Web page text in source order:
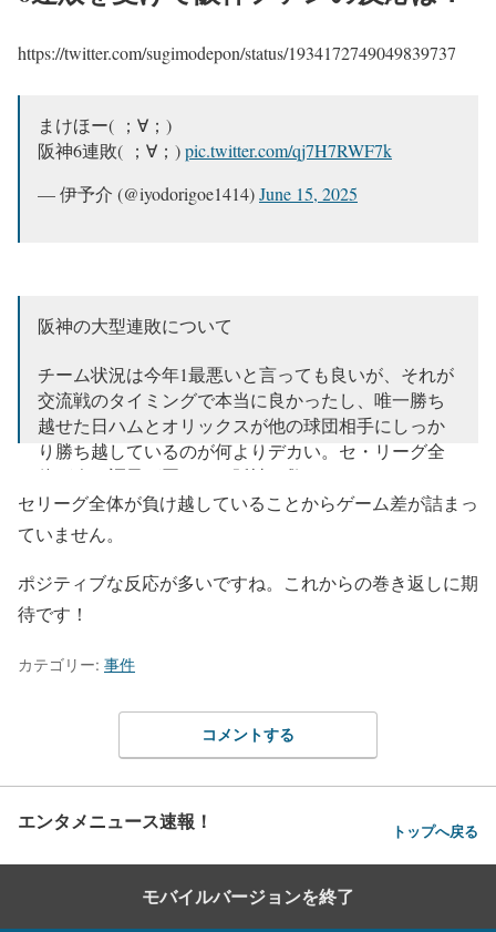
https://twitter.com/sugimodepon/status/1934172749049839737
まけほー(⁠ ⁠；⁠∀⁠；⁠)
阪神6連敗(⁠ ⁠；⁠∀⁠；⁠)pic.twitter.com/qj7H7RWF7k
— 伊予介 (@iyodorigoe1414)June 15, 2025
阪神の大型連敗について
チーム状況は今年1最悪いと言っても良いが、それが
交流戦のタイミングで本当に良かったし、唯一勝ち
越せた日ハムとオリックスが他の球団相手にしっか
り勝ち越しているのが何よりデカい。セ・リーグ全
体が今は調子が悪いから阪神は救われている。
pic.twitter.com/VuHoGPQNQf
— うらびー (@urabi00)
セリーグ全体が負け越していることからゲーム差が詰まっ
ていません。
ポジティブな反応が多いですね。これからの巻き返しに期
待です！
カテゴリー: 事件
コメントする
エンタメニュース速報！ トップへ戻る
モバイルバージョンを終了